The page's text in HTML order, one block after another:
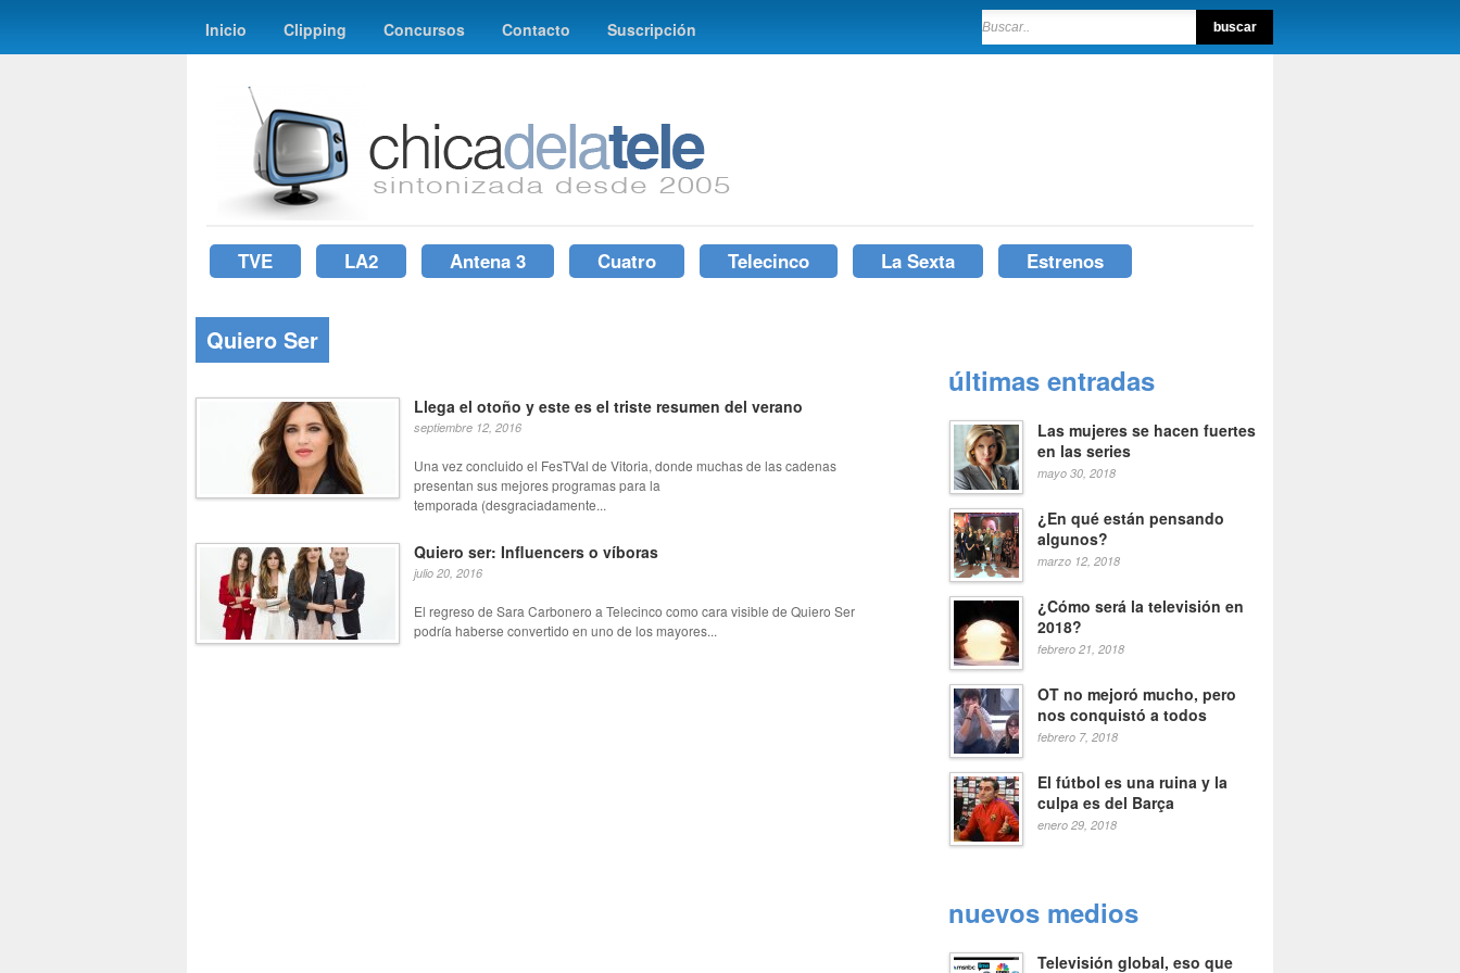
Inicio Clipping Concursos Contacto Suscripción
TVE LA2 Antena 3 Cuatro Telecinco La Sexta Estrenos
Quiero Ser
Llega el otoño y este es el triste resumen del verano
septiembre 12, 2016
Una vez concluido el FesTVal de Vitoria, donde muchas de las cadenas
presentan sus mejores programas para la
temporada (desgraciadamente...
Quiero ser: Influencers o víboras
julio 20, 2016
El regreso de Sara Carbonero a Telecinco como cara visible de Quiero Ser
podría haberse convertido en uno de los mayores...
últimas entradas
Las mujeres se hacen fuertes
en las series
mayo 30, 2018
¿En qué están pensando
algunos?
marzo 12, 2018
¿Cómo será la televisión en
2018?
febrero 21, 2018
OT no mejoró mucho, pero
nos conquistó a todos
febrero 7, 2018
El fútbol es una ruina y la
culpa es del Barça
enero 29, 2018
nuevos medios
Televisión global, eso que